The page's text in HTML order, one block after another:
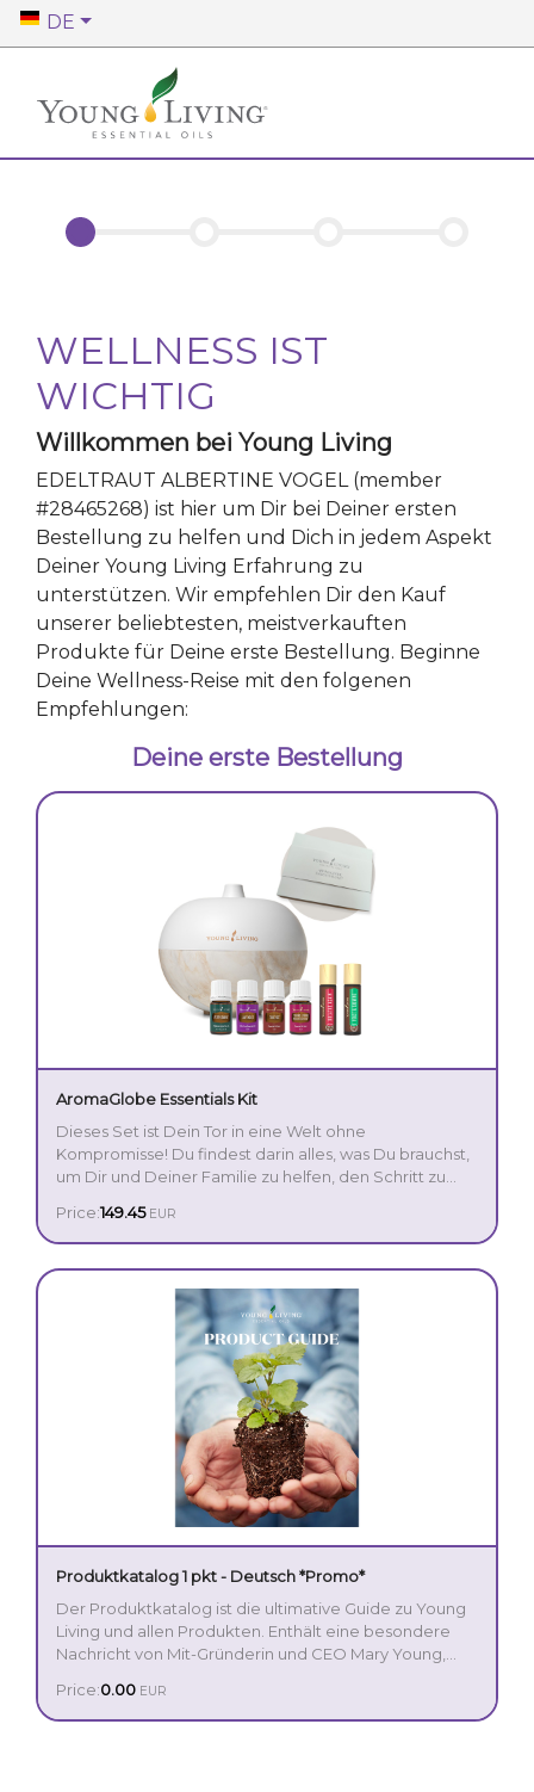
DE
WELLNESS IST
WICHTIG
Willkommen bei Young Living
EDELTRAUT ALBERTINE VOGEL(member
#28465268) ist hier um Dir bei Deiner ersten
Bestellung zu helfen und Dich in jedem Aspekt
Deiner Young Living Erfahrung zu
unterstützen. Wir empfehlen Dir den Kauf
unserer beliebtesten, meistverkauften
Produkte für Deine erste Bestellung. Beginne
Deine Wellness-Reise mit den folgenen
Empfehlungen:
Deine erste Bestellung
AromaGlobe Essentials Kit
Dieses Set ist Dein Tor in eine Welt ohne
Kompromisse! Du findest darin alles, was Du brauchst,
um Dir und Deiner Familie zu helfen, den Schritt zu
AromaGlobe Diffuser
Peace & Calming Roll-On - 10ml
Breathe Again Roll-On - 10ml
Lavender - 5ml
Peppermint - 5ml
Thieves - 5ml
Young Living Purification® - 5ml
Price:149.45 EUR
Produktkatalog 1 pkt - Deutsch *Promo*
Der Produktkatalog ist die ultimative Guide zu Young
Living und allen Produkten. Enthält eine besondere
Nachricht von Mit-Gründerin und CEO Mary Young,
Ölen, Informationen zu unserem geschützen Seed to
Seal Prozess, einen tiefgehenden Blick auf unsere
Price:0.00 EUR